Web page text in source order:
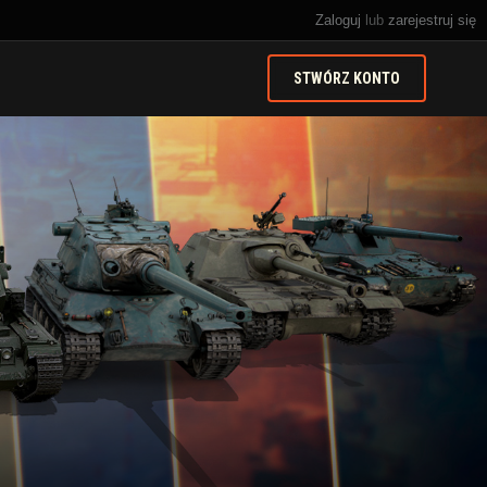
Zaloguj lub zarejestruj się
STWÓRZ KONTO